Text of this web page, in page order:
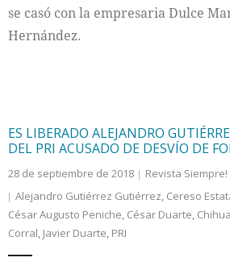
se casó con la empresaria Dulce
Hernández.
ES LIBERADO ALEJANDRO
DEL PRI ACUSADO DE DESVÍO DE
28 de septiembre de 2018 Revista Siempre!
Alejandro Gutiérrez Gutiérrez, Cereso
César Augusto Peniche, César Duarte,
Corral, Javier Duarte, PRI